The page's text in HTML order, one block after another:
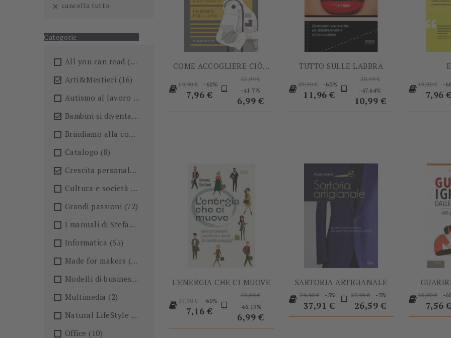
 cancella tutto
Categorie
All you can read (205)
 Arti&Mestieri (16)
Autismo al lavoro
(5)
 Bambini si diventa
(4)
Brindiamo alla conoscenza!🍺
Catalogo (8)
 Crescita personale
Cultura e società
(36)
Grandi passioni (72)
I manuali di Stefano Anselmo
Informatica (55)
Made for makers (13)
Modelli di business(57)
Multimedia (2)
Natural LifeStyle
(4)
Office (10)
COME ACCOGLIERE CIÒ...
Prezzo
base
19,90 € -60%
Prezzo
7,96 €
Prezzo
base
11,99 €
-41.7%
Prezzo
6,99 €
TUTTO SULLE LABBRA
Prezzo
base
29,90 € -60%
Prezzo
11,96 €
Prezzo
base
20,99 €
-47.64%
Prezzo
10,99 €
Prezzo
base
19,90 € -
Prezzo
7,96 €
L'ENERGIA CHE CI MUOVE
Prezzo
base
17,90 € -60%
Prezzo
7,16 €
Prezzo
base
12,99 €
-46.19%
Prezzo
6,99 €
SARTORIA ARTIGIANALE
Prezzo
base
39,90 € -5%
Prezzo
37,91 €
Prezzo
base
27,99 € -5%
Prezzo
26,59 €
Prezzo
base
18,90 € -
Prezzo
7,56 €